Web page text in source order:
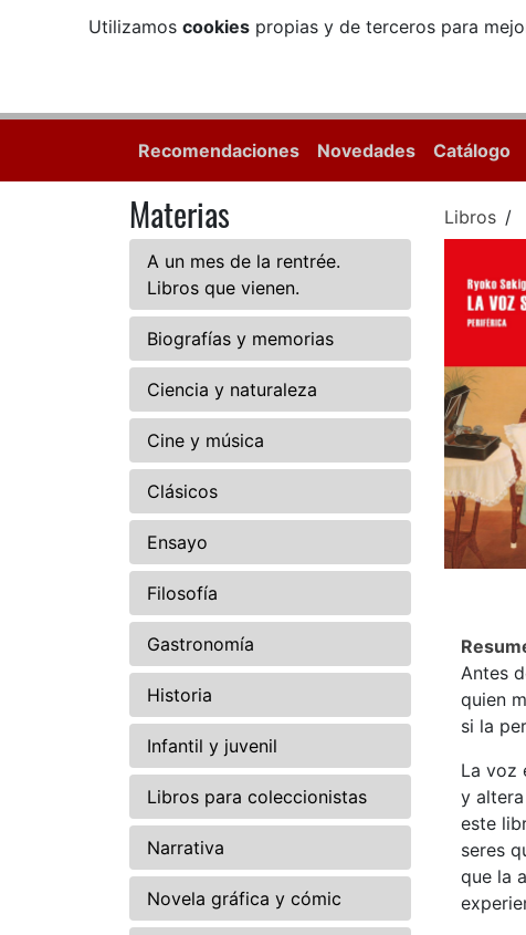
Utilizamos cookiespropias y de terceros para
Recomendaciones Novedades Catálogo
Materias
A un mes de la rentrée.
Libros que vienen.
Biografías y memorias
Ciencia y naturaleza
Cine y música
Clásicos
Ensayo
Filosofía
Gastronomía
Historia
Infantil y juvenil
Libros para coleccionistas
Narrativa
Novela gráfica y cómic
Libros
Antes
quien
si la
La voz
y
este
seres
que la